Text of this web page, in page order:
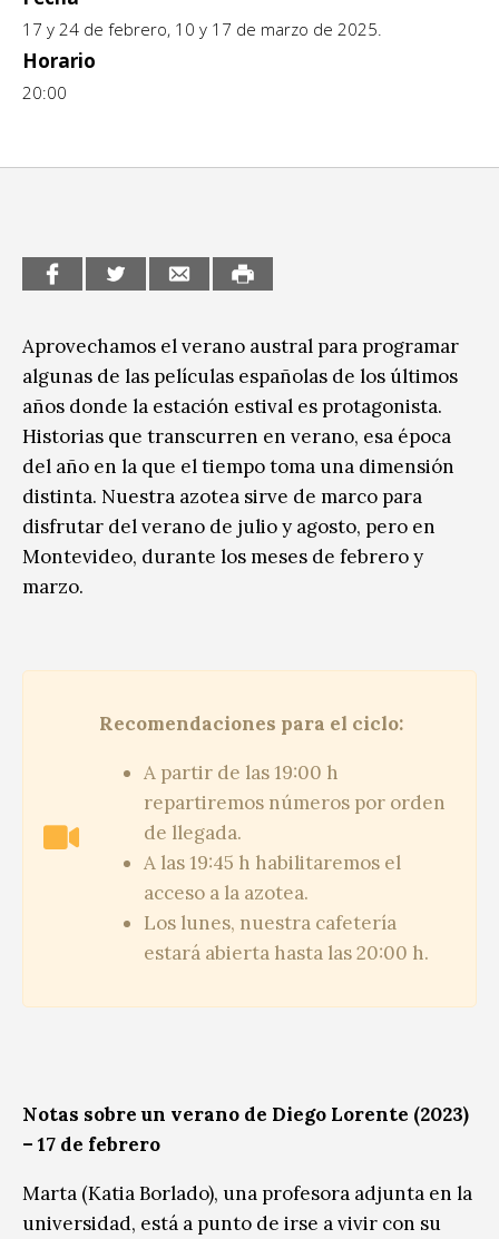
CCE en el interior/libros
Escénicas
Exposiciones
Formación
Medio Ambiente
Música
Sin categoría
17 y 24 de febrero, 10 y 17 de marzo de 2025.
Horario
20:00
Aprovechamos el verano austral para programar
algunas de las películas españolas de los últimos
años donde la estación estival es protagonista.
Historias que transcurren en verano, esa época
del año en la que el tiempo toma una dimensión
distinta. Nuestra azotea sirve de marco para
disfrutar del verano de julio y agosto, pero en
Montevideo, durante los meses de febrero y
marzo.
Recomendaciones para el ciclo:
A partir de las 19:00 h
repartiremos números por orden
de llegada.
A las 19:45 h habilitaremos el
acceso a la azotea.
Los lunes, nuestra cafetería
estará abierta hasta las 20:00 h.
Notas sobre un verano de Diego Lorente (2023)
– 17 de febrero
Marta (Katia Borlado), una profesora adjunta en la
universidad, está a punto de irse a vivir con su